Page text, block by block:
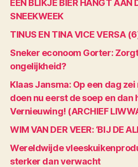
EEN BLIKJE BIER HANGT AAN
SNEEKWEEK
TINUS EN TINA VICE VERSA
Sneker econoom Gorter:
ongelijkheid?
Klaas Jansma: Op een dag
doen nu eerst de soep en dan
Vernieuwing! (ARCHIEF
WIM VAN DER VEER: ‘BIJ DE
Wereldwijde
sterker dan verwacht